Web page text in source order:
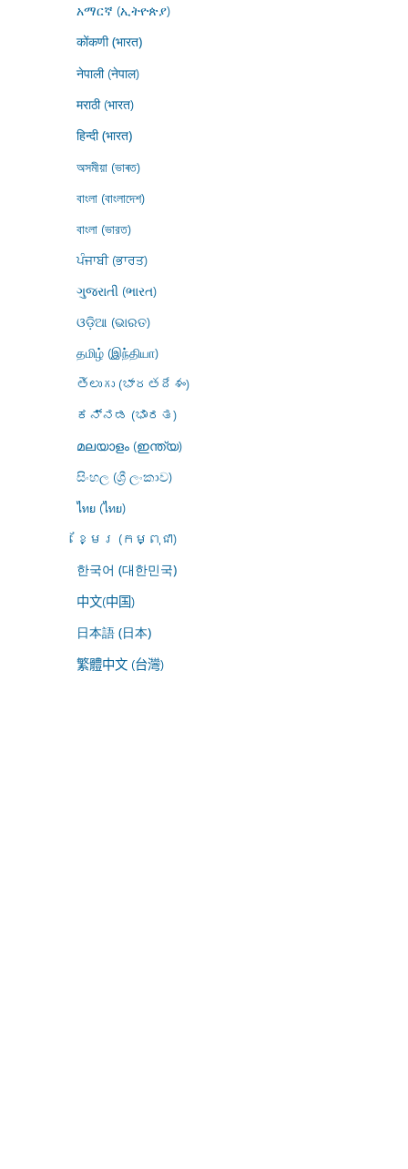
አማርኛ (ኢትዮጵያ)
कोंकणी (भारत)
नेपाली (नेपाल)
मराठी (भारत)
हिन्दी (भारत)
অসমীয়া (ভাৰত)
বাংলা (বাংলাদেশ)
বাংলা (ভারত)
ਪੰਜਾਬੀ (ਭਾਰਤ)
ગુજરાતી (ભારત)
ଓଡ଼ିଆ (ଭାରତ)
தமிழ் (இந்தியா)
తెలుగు (భారతదేశం)
ಕನ್ನಡ (ಭಾರತ)
മലയാളം (ഇന്ത്യ)
සිංහල (ශ්‍රී ලංකාව)
ไทย (ไทย)
ខ្មែរ (កម្ពុជា)
한국어 (대한민국)
中文(中国)
日本語 (日本)
繁體中文 (台灣)